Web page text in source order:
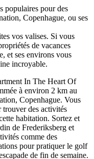
populaires pour des
Copenhague, ou ses
vos valises. Si vous
de vacances
et ses environs vous
incroyable.
In The Heart Of
à environ 2 km au
Copenhague. Vous
des activités
habitation. Sortez et
de Frederiksberg et
comme des
pour pratiquer le golf
de fin de semaine.